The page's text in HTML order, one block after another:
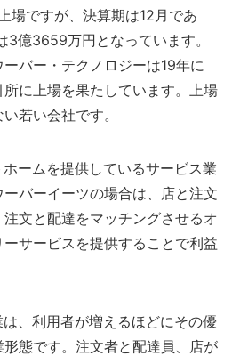
場ですが、決算期は12月であ
3億3659万円となっています。
バー・テクノロジーは19年に
に上場を果たしています。上場
若い会社です。
ームを提供しているサービス業
バーイーツの場合は、店と注文
文と配達をマッチングさせるオ
サービスを提供することで利益
、利用者が増えるほどにその優
態です。注文者と配達員、店が